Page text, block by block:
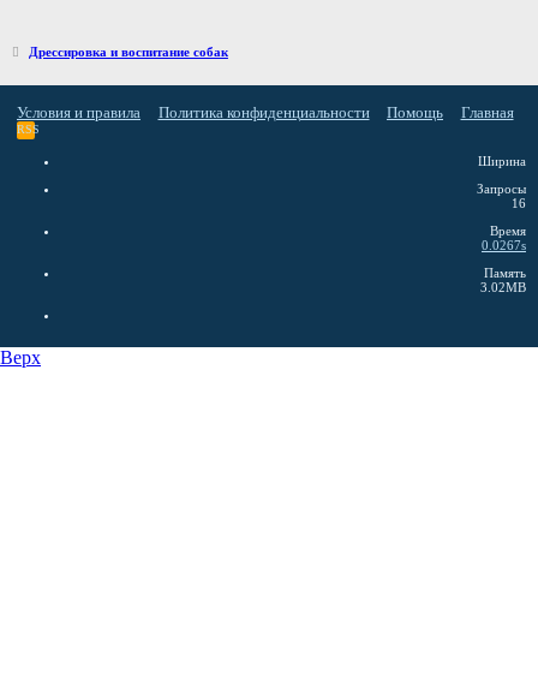
Дрессировка и воспитание собак
Условия и правила Политика конфиденциальности Помощь Главная
RSS
Ширина
Запросы
16
Время
0.0267s
Память
3.02MB
Верх